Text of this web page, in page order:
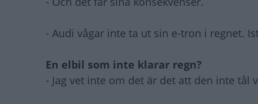
- Audi vågar inte ta ut sin e-tron i regnet.
En elbil som inte klarar regn?
- Jag vet inte om det är det att den inte tål